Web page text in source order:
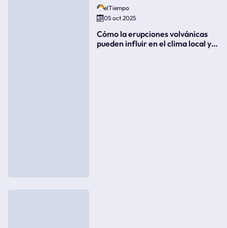
elTiempo
05 oct 2025
Cómo la erupciones volvánicas
pueden influir en el clima local y